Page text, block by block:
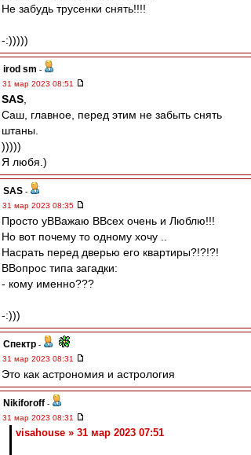
Не забудь трусенки снять!!!!
-:)))))
irod sm -
31 мар 2023 08:51
SAS
Саш, главное, перед этим не забыть снять
штаны.
)))))
Я любя.)
SAS -
31 мар 2023 08:35
Просто уВВажаю ВВсех очень и Люблю!!!
Но вот почему то одному хочу ..
Насрать перед дверью его квартиры?!?!?!
ВВопрос типа загадки:
- кому именно???
-:)))
Спектр -
31 мар 2023 08:31
Это как астрономия и астрология
Nikiforoff -
31 мар 2023 08:31
visahouse » 31 мар 2023 07:51